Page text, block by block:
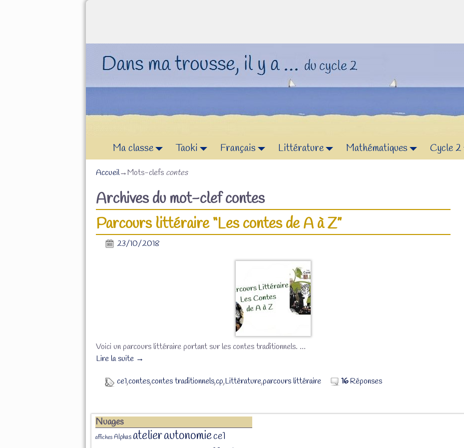
Ma classe Taoki Français Littérature Mathématiques Cycle 2
Accueil→Mots-clefs contes
Archives du mot-clefcontes
Parcours littéraire “Les contes de A à Z”
23/10/2018
Voici un parcours littéraire portant sur les contes traditionnels. …
Lire la suite →
ce1,contes,contes traditionnels,cp,Littérature,parcours littéraire 16Réponses
Nuages
affiches Alphas atelierautonomiece1